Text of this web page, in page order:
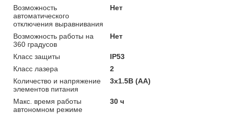
Возможность
автоматического
отключения выравнивания
Нет
Возможность работы на
360 градусов
Нет
Класс защиты
IP53
Класс лазера
2
Количество и напряжение
элементов питания
3x1.5В (AA)
Макс. время работы
автономном режиме
30 ч